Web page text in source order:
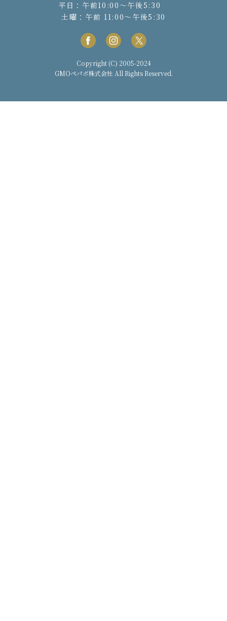
平日：午前10:00〜午後5:30
土曜：午前 11:00〜午後5:30
Copyright (C) 2005-2024
GMOペパボ株式会社 All Rights Reserved.